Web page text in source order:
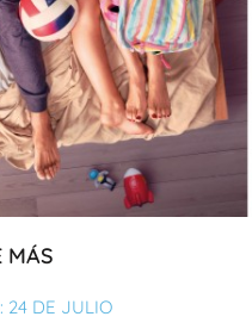
MÁS
24 DE JULIO